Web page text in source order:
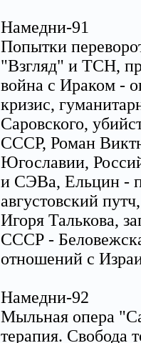
Намедни-91
Попытки
"Взгляд" и ТСН,
война с Ираком -
кризис,
Саровского,
СССР, Роман
Югославии,
и СЭВа, Ельцин -
августовский
Игоря Талькова,
СССР -
отношений с
Намедни-92
Мыльная опера
терапия. Свобода